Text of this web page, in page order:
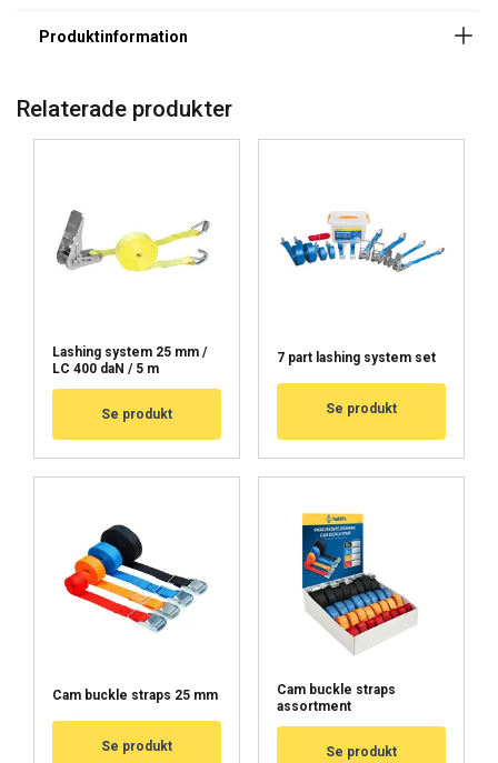
Relaterade produkter
Lashing system 25 mm /
LC 400 daN / 5 m
Se produkt
7 part lashing system set
Se produkt
Cam buckle straps 25 mm
Se produkt
Cam buckle straps
assortment
Se produkt